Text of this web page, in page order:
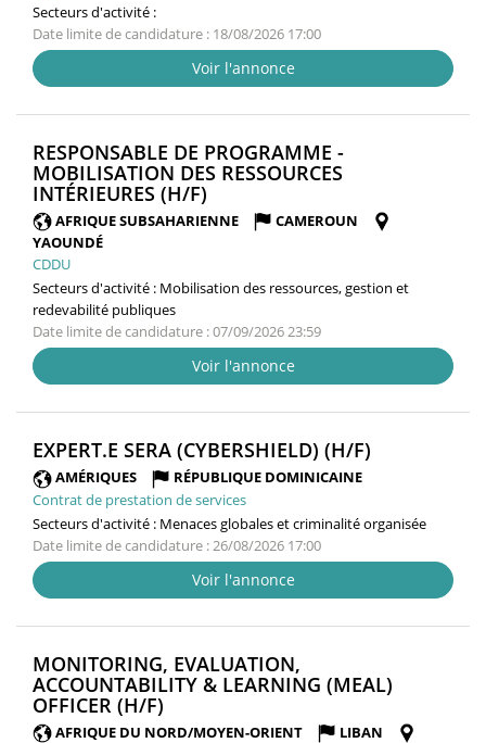
Secteurs d'activité :
Date limite de candidature : 18/08/2026 17:00
Voir l'annonce
RESPONSABLE DE PROGRAMME -
MOBILISATION DES RESSOURCES
INTÉRIEURES (H/F)
FENÊTRE)
AFRIQUE SUBSAHARIENNE
CAMEROUN
YAOUNDÉ
CDDU
Secteurs d'activité : Mobilisation des ressources, gestion et
redevabilité publiques
Date limite de candidature : 07/09/2026 23:59
Voir l'annonce
EXPERT.E SERA (CYBERSHIELD) (H/F)
AMÉRIQUES
RÉPUBLIQUE DOMINICAINE
Contrat de prestation de services
Secteurs d'activité : Menaces globales et criminalité organisée
Date limite de candidature : 26/08/2026 17:00
Voir l'annonce
MONITORING, EVALUATION,
ACCOUNTABILITY & LEARNING (MEAL)
OFFICER (H/F)
FENÊTRE)
AFRIQUE DU NORD/MOYEN-ORIENT
LIBAN